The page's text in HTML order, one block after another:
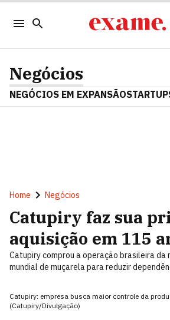
Negócios
NEGÓCIOS EM EXPANSÃO
Home Negócios
Catupiry faz sua
aquisição em 115
Catupiry comprou a operação brasileira da
mundial de muçarela para reduzir
Catupiry: empresa busca maior controle da
(Catupiry/Divulgação)